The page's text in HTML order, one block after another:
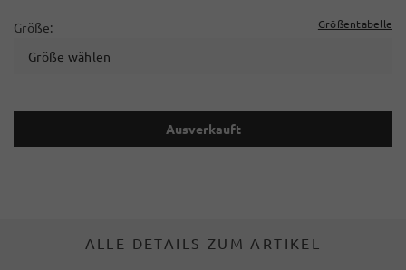
Größe: Größentabelle
Größe wählen
Ausverkauft
ALLE DETAILS ZUM ARTIKEL